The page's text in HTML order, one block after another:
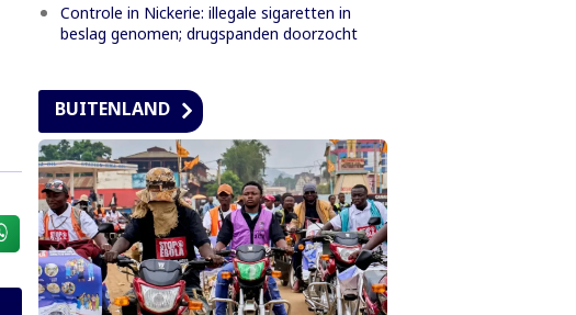
Controle in Nickerie: illegale sigaretten in
beslag genomen; drugspanden doorzocht
BUITENLAND